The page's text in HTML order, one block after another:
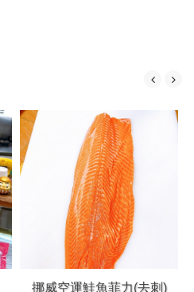
挪威空運鮭魚菲力(去刺)